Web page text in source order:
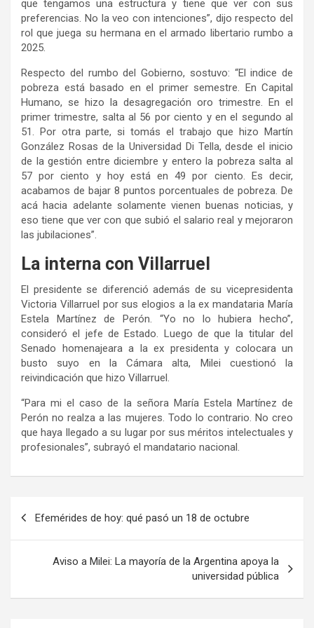
que tengamos una estructura y tiene que ver con sus
preferencias. No la veo con intenciones”, dijo respecto del
rol que juega su hermana en el armado libertario rumbo a
2025.
Respecto del rumbo del Gobierno, sostuvo: “El indice de
pobreza está basado en el primer semestre. En Capital
Humano, se hizo la desagregación oro trimestre. En el
primer trimestre, salta al 56 por ciento y en el segundo al
51. Por otra parte, si tomás el trabajo que hizo Martín
González Rosas de la Universidad Di Tella, desde el inicio
de la gestión entre diciembre y entero la pobreza salta al
57 por ciento y hoy está en 49 por ciento. Es decir,
acabamos de bajar 8 puntos porcentuales de pobreza. De
acá hacia adelante solamente vienen buenas noticias, y
eso tiene que ver con que subió el salario real y mejoraron
las jubilaciones”.
La interna con Villarruel
El presidente se diferenció además de su vicepresidenta
Victoria Villarruel por sus elogios a la ex mandataria María
Estela Martínez de Perón. “Yo no lo hubiera hecho”,
consideró el jefe de Estado. Luego de que la titular del
Senado homenajeara a la ex presidenta y colocara un
busto suyo en la Cámara alta, Milei cuestionó la
reivindicación que hizo Villarruel.
“Para mi el caso de la señora María Estela Martínez de
Perón no realza a las mujeres. Todo lo contrario. No creo
que haya llegado a su lugar por sus méritos intelectuales y
profesionales”, subrayó el mandatario nacional.
Efemérides de hoy: qué pasó un 18 de octubre
Aviso a Milei: La mayoría de la Argentina apoya la
universidad pública